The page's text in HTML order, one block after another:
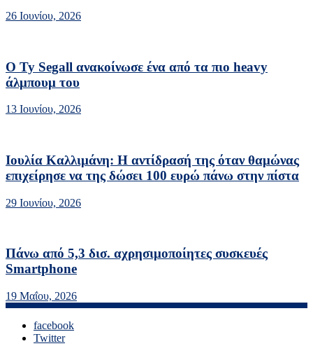
26 Ιουνίου, 2026
Ο Ty Segall ανακοίνωσε ένα από τα πιο heavy
άλμπουμ του
13 Ιουνίου, 2026
Ιουλία Καλλιμάνη: Η αντίδρασή της όταν θαμώνας
επιχείρησε να της δώσει 100 ευρώ πάνω στην πίστα
29 Ιουνίου, 2026
Πάνω από 5,3 δισ. αχρησιμοποίητες συσκευές
Smartphone
19 Μαΐου, 2026
facebook
Twitter